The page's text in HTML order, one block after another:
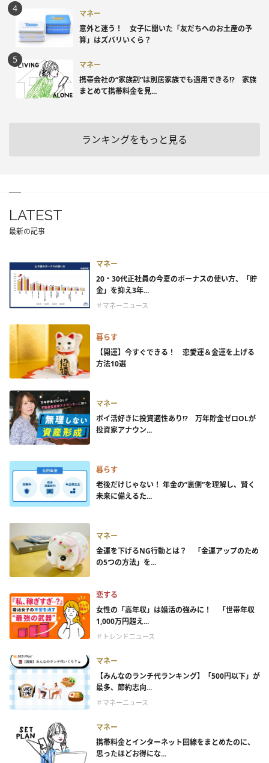
マネー
意外と迷う！ 女子に聞いた「友だちへのお土産の予
算」はズバリいくら？
マネー
携帯会社の“家族割”は別居家族でも適用できる!? 家族
まとめて携帯料金を見...
ランキングをもっと見る
LATEST
最新の記事
マネー
20・30代正社員の今夏のボーナスの使い方、「貯
金」を抑え3年...
＃マネーニュース
暮らす
【開運】今すぐできる！ 恋愛運＆金運を上げる
方法10選
マネー
ポイ活好きに投資適性あり!? 万年貯金ゼロOLが
投資家アナウン...
暮らす
老後だけじゃない！ 年金の”裏側”を理解し、賢く
未来に備えるた...
マネー
金運を下げるNG行動とは？ 「金運アップのため
の5つの方法」を...
恋する
女性の「高年収」は婚活の強みに！ 「世帯年収
1,000万円超え...
＃トレンドニュース
マネー
【みんなのランチ代ランキング】「500円以下」が
最多、節約志向...
＃マネーニュース
マネー
携帯料金とインターネット回線をまとめたのに、
思ったほどお得にな...